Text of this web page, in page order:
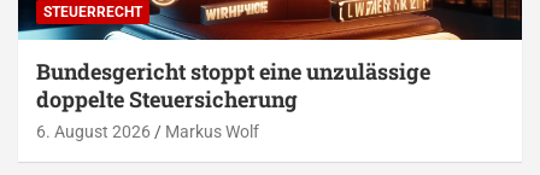
STEUERRECHT
Bundesgericht stoppt eine unzulässige
doppelte Steuersicherung
6. August 2026 Markus Wolf